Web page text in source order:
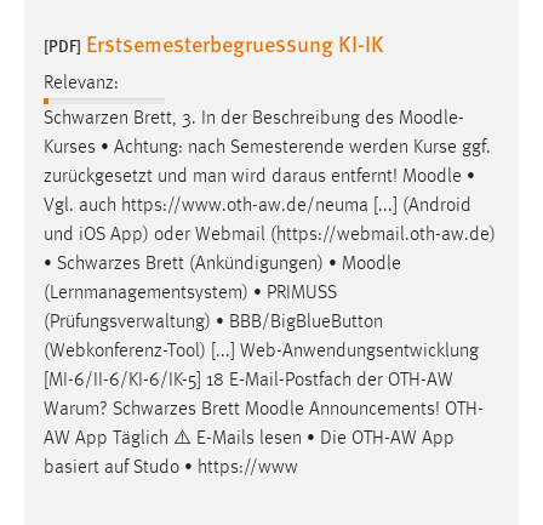
[PDF] Erstsemesterbegruessung KI-IK
Relevanz:
Schwarzen Brett, 3. In der Beschreibung des Moodle-
Kurses • Achtung: nach Semesterende werden Kurse ggf.
zurückgesetzt und man wird daraus entfernt! Moodle •
Vgl. auch https://www.oth-aw.de/neuma [...] (Android
und iOS App) oder Webmail (https://webmail.oth-aw.de)
• Schwarzes Brett (Ankündigungen) • Moodle
(Lernmanagementsystem) • PRIMUSS
(Prüfungsverwaltung) • BBB/BigBlueButton
(Webkonferenz-Tool) [...] Web-Anwendungsentwicklung
[MI-6/II-6/KI-6/IK-5] 18 E-Mail-Postfach der OTH-AW
Warum? Schwarzes Brett Moodle Announcements! OTH-
AW App Täglich ⚠️ E-Mails lesen • Die OTH-AW App
basiert auf Studo • https://www